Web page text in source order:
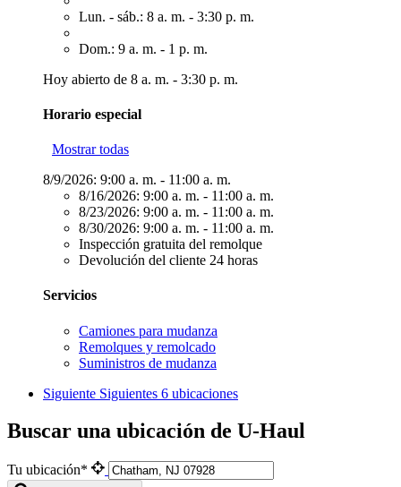
Lun. - sáb.: 8 a. m. - 3:30 p. m.
Dom.: 9 a. m. - 1 p. m.
Hoy abierto de 8 a. m. - 3:30 p. m.
Horario especial
Mostrar todas
8/9/2026: 9:00 a. m. - 11:00 a. m.
8/16/2026: 9:00 a. m. - 11:00 a. m.
8/23/2026: 9:00 a. m. - 11:00 a. m.
8/30/2026: 9:00 a. m. - 11:00 a. m.
Inspección gratuita del remolque
Devolución del cliente 24 horas
Servicios
Camiones para mudanza
Remolques y remolcado
Suministros de mudanza
Siguiente Siguientes 6 ubicaciones
Buscar una ubicación de U-Haul
Tu ubicación*